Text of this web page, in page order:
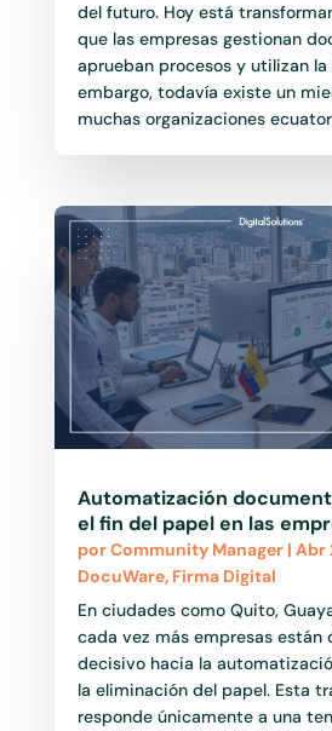
del futuro. Hoy está
que las empresas gestionan
aprueban procesos y utilizan
embargo, todavía existe un
muchas organizaciones
Automatización
el fin del papel en las
porCommunity Manager| Abr
DocuWare, Firma Digital
En ciudades como Quito,
cada vez más empresas están
decisivo hacia la
la eliminación del papel. Esta
responde únicamente a una